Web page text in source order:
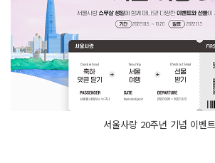
서울사랑 20주년 기념 이벤트